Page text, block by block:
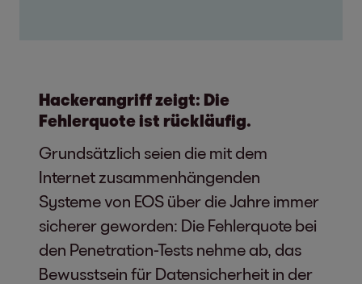
Hackerangriff zeigt: Die
Fehlerquote ist rückläufig.
Grundsätzlich seien die mit dem
Internet zusammenhängenden
Systeme von EOS über die Jahre immer
sicherer geworden: Die Fehlerquote bei
den Penetration-Tests nehme ab, das
Bewusstsein für Datensicherheit in der